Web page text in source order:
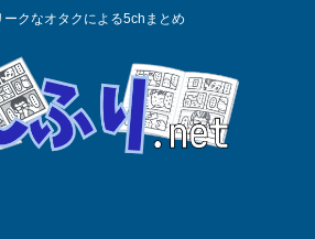
ークなオタクによる5chまとめ